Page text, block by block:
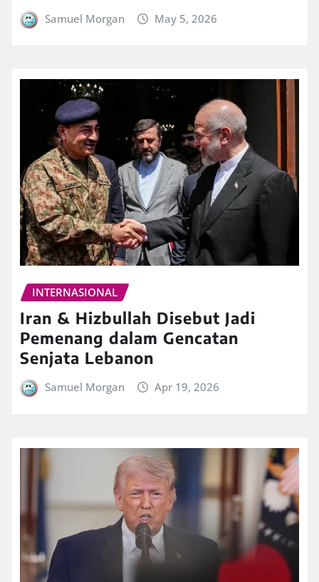
Samuel Morgan May 5, 2026
INTERNASIONAL
Iran & Hizbullah Disebut Jadi
Pemenang dalam Gencatan
Senjata Lebanon
Samuel Morgan Apr 19, 2026